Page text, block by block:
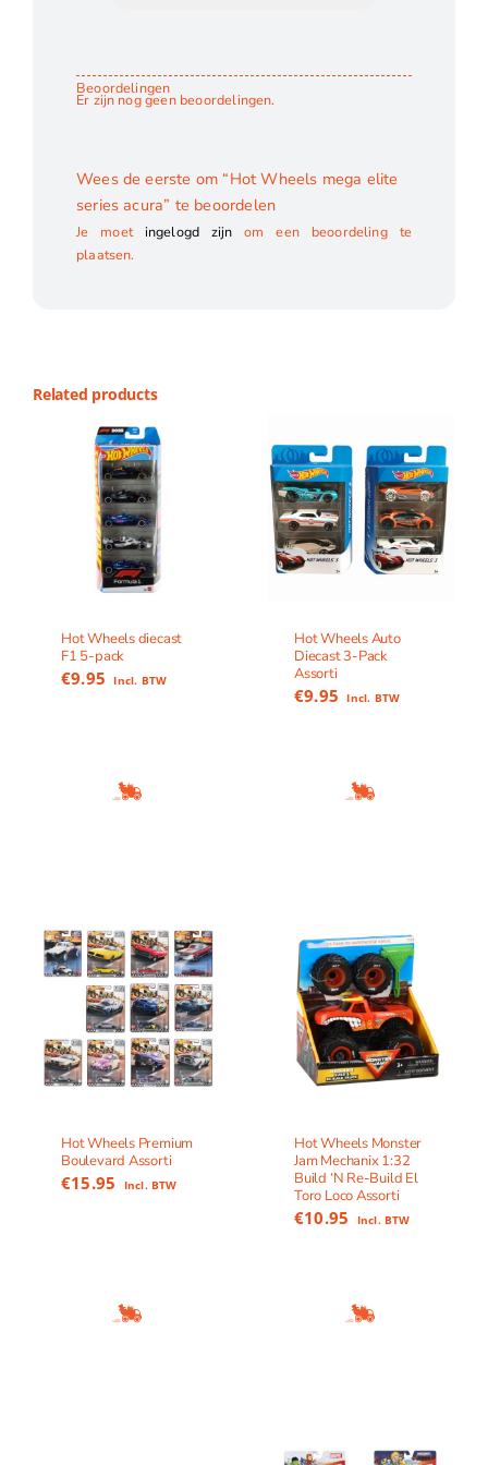
Beoordelingen
Er zijn nog geen beoordelingen.
Wees de eerste om “Hot Wheels mega elite
series acura” te beoordelen
Je moet ingelogd zijn om een beoordeling te
plaatsen.
Related products
Hot Wheels diecast
F1 5-pack
€9.95 Incl. BTW
Hot Wheels Auto
Diecast 3-Pack
Assorti
€9.95 Incl. BTW
Hot Wheels Premium
Boulevard Assorti
€15.95 Incl. BTW
Hot Wheels Monster
Jam Mechanix 1:32
Build ‘N Re-Build El
Toro Loco Assorti
€10.95 Incl. BTW